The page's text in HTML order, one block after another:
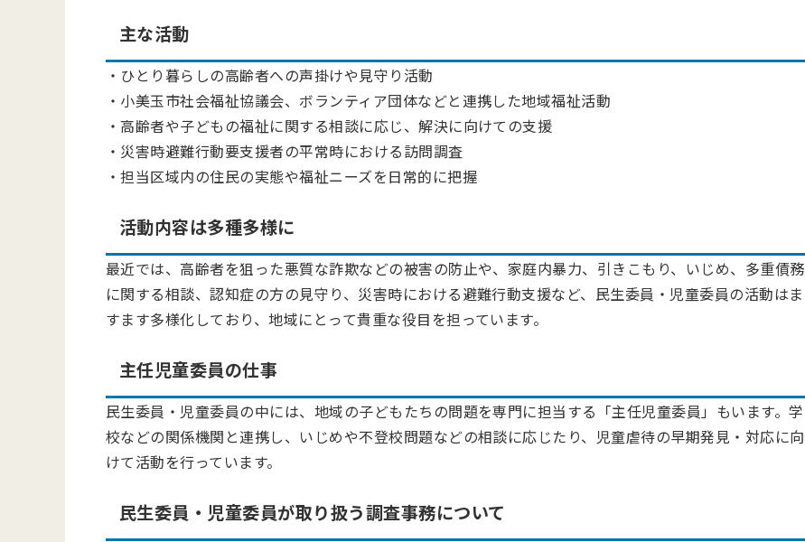
主な活動
・ひとり暮らしの高齢者への声掛けや見守り活動
・小美玉市社会福祉協議会、ボランティア団体などと連携した地域福祉活動
・高齢者や子どもの福祉に関する相談に応じ、解決に向けての支援
・災害時避難行動要支援者の平常時における訪問調査
・担当区域内の住民の実態や福祉ニーズを日常的に把握
活動内容は多種多様に
最近では、高齢者を狙った悪質な詐欺などの被害の防止や、家庭内暴力、引きこもり、いじめ、多重債務
に関する相談、認知症の方の見守り、災害時における避難行動支援など、民生委員・児童委員の活動はま
すます多様化しており、地域にとって貴重な役目を担っています。
主任児童委員の仕事
民生委員・児童委員の中には、地域の子どもたちの問題を専門に担当する「主任児童委員」もいます。学
校などの関係機関と連携し、いじめや不登校問題などの相談に応じたり、児童虐待の早期発見・対応に向
けて活動を行っています。
民生委員・児童委員が取り扱う調査事務について